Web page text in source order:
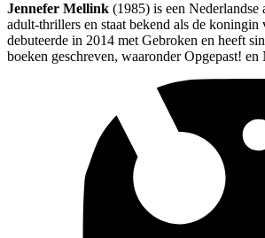
Jennefer Mellink (1985) is een Nederlandse
adult-thrillers en staat bekend als de
debuteerde in 2014 met Gebroken en heeft
boeken geschreven, waaronder Opgepast! en